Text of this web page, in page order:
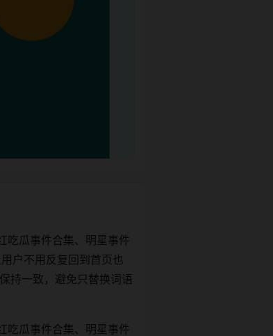
吃瓜事件合集、明星事件
户不用反复回到首页也
持一致，避免只替换词语
吃瓜事件合集、明星事件